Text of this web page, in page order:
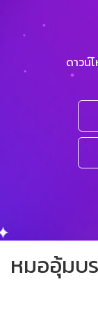
ดาวน์
หมออุ้มบร